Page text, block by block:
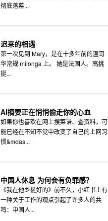
彻底落幕...
迟来的相遇
第一次见到 Mary，是在十多年前的温哥
华常规 milonga 上。 她是法国人。高挑
挺...
AI摘要正在悄悄偷走你的心血
如果你也喜欢在网上搜菜谱、查资料，可
能已经在不知不觉中改变了自己的上网习
惯&mdas...
中国人休息 为何会有负罪感？
《我在他乡挺好的》前不久，小红书上有
一种关于工作的观点引起了许多人的共
鸣：中国人...